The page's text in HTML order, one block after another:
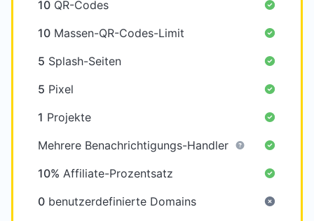
10 QR-Codes
10 Massen-QR-Codes-Limit
5 Splash-Seiten
5 Pixel
1 Projekte
Mehrere Benachrichtigungs-Handler
10% Affiliate-Prozentsatz
0 benutzerdefinierte Domains